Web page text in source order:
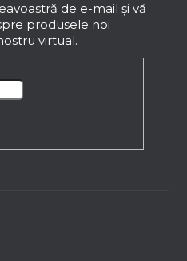
de e-mail şi vă
produsele noi
virtual.